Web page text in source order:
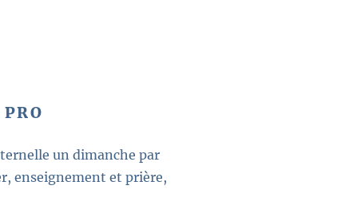
un dimanche par
enseignement et prière,